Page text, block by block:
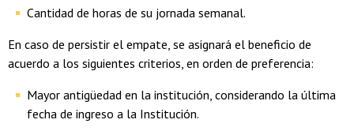
Cantidad de horas de su jornada semanal.
En caso de persistir el empate, se asignará el beneficio de
acuerdo a los siguientes criterios, en orden de preferencia:
Mayor antigüedad en la institución, considerando la última
fecha de ingreso a la Institución.